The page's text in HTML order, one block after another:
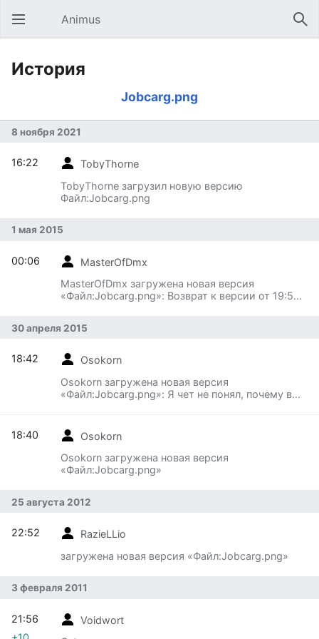
Открыть главное меню Animus
История
Jobcarg.png
8 ноября 2021
TobyThorne
TobyThorne загрузил новую версию
Файл:Jobcarg.png
16:22
1 мая 2015
MasterOfDmx
MasterOfDmx загружена новая версия
«Файл:Jobcarg.png»: Возврат к версии от 19:52,
00:06
30 апреля 2015
Osokorn
Osokorn загружена новая версия
«Файл:Jobcarg.png»: Я чет не понял, почему в
18:42
Osokorn
Osokorn загружена новая версия
«Файл:Jobcarg.png»
18:40
25 августа 2012
RazieLLio
загружена новая версия «Файл:Jobcarg.png»
22:52
3 февраля 2011
Voidwort
21:56